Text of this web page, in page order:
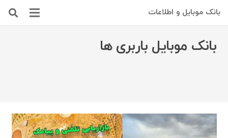
بانک موبایل و اطلاعات
بانک موبایل باربری ها